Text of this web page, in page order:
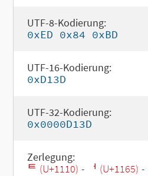
UTF-8-Kodierung:
0xED 0x84 0xBD
UTF-16-Kodierung:
0xD13D
UTF-32-Kodierung:
0x0000D13D
Zerlegung:
ᄐ (U+1110) - ᅥ (U+1165) -